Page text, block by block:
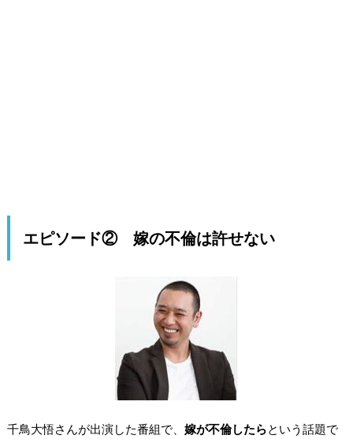
エピソード② 嫁の不倫は許せない
千鳥大悟さんが出演した番組で、 嫁が不倫したらという話題で